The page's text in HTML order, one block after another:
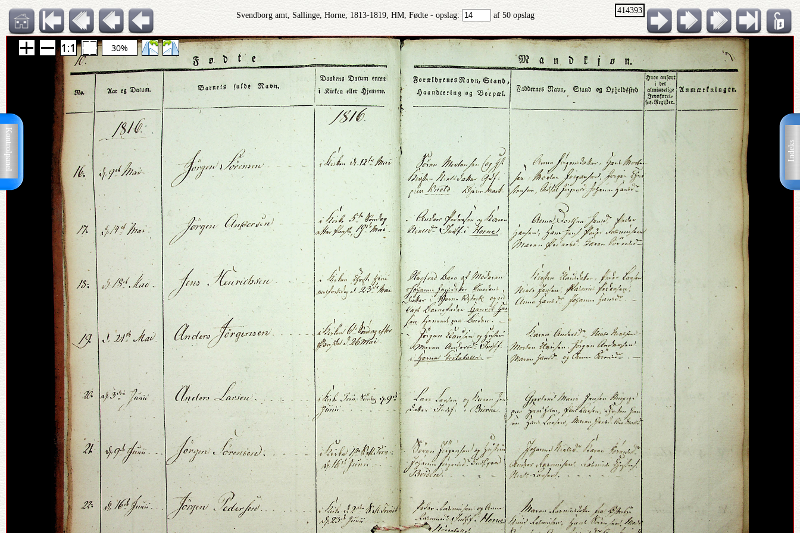
Indeks
Kontrolpanel
414393
Svendborg amt, Sallinge, Horne, 1813-1819, HM, Fødte - opslag: af 50 opslag
30%